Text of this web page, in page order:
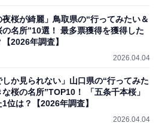
夜桜が綺麗」鳥取県の“行ってみたい＆
の名所”10選！ 最多票獲得を獲得した
2026年調査】
2026.04.04
しか見られない」山口県の“行ってみた
桜の名所”TOP10！ 「五条千本桜」
位は？【2026年調査】
2026.04.04